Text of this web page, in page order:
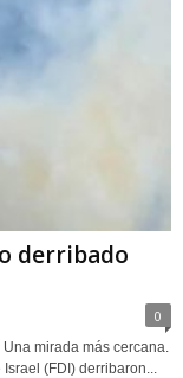
derribado
0
mirada más cercana.
(FDI) derribaron...